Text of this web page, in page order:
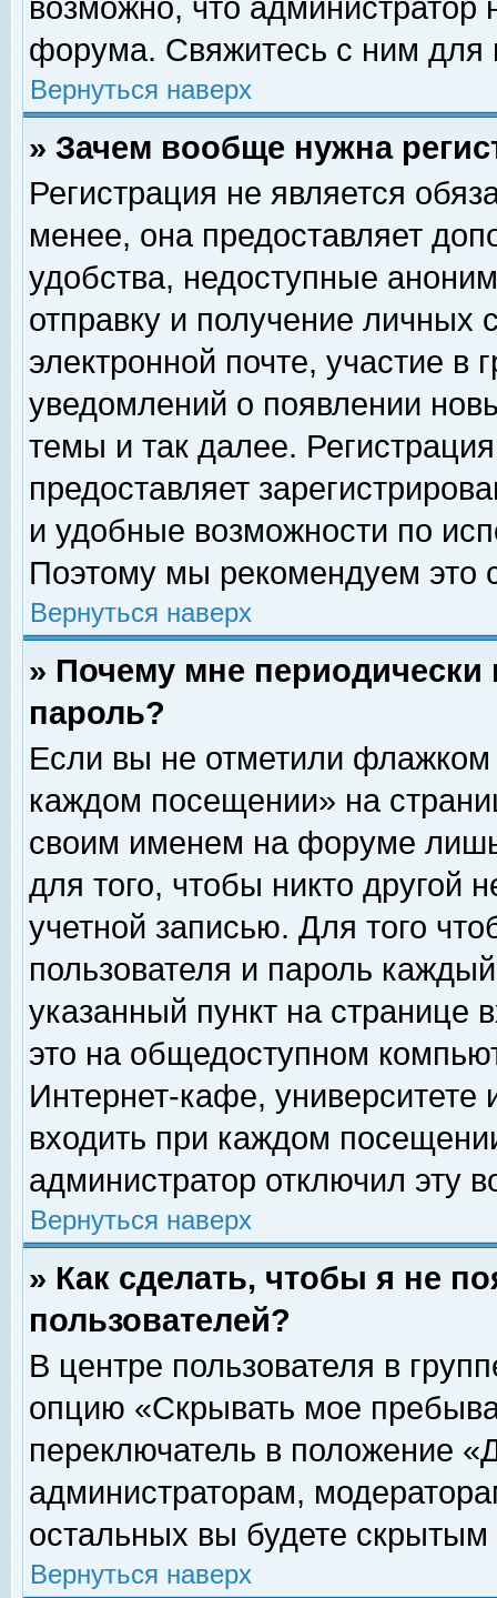
возможно, что
форума. Свяжитесь с ним для
Вернуться наверх
» Зачем вообще нужна
Регистрация не является
менее, она предоставляет
удобства, недоступные
отправку и получение личных
электронной почте, участие в
уведомлений о появлении
темы и так далее.
предоставляет
и удобные возможности по
Поэтому мы рекомендуем это
Вернуться наверх
» Почему мне
пароль?
Если вы не отметили флажком
каждом посещении» на
своим именем на форуме
для того, чтобы никто другой
учетной записью. Для того
пользователя и пароль
указанный пункт на
это на общедоступном
Интернет-кафе, университете
входить при каждом
администратор отключил эту
Вернуться наверх
» Как сделать, чтобы я не
пользователей?
В центре пользователя в
опцию «Скрывать мое
переключатель в положение
администраторам,
остальных вы будете скрытым
Вернуться наверх